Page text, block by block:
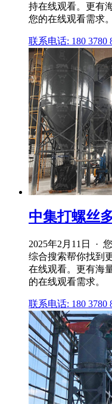
持在线观看。更有
您的在线观看需求。
联系电话: 180 3780
中集打螺丝
2025年2月11日 ·
综合搜索帮你找到
在线观看。更有海
的在线观看需求。
联系电话: 180 3780